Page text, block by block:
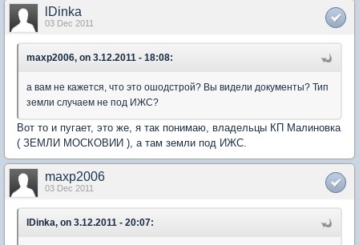
lDinka
03 Dec 2011
maxp2006, on 3.12.2011 - 18:08:
а вам не кажется, что это ошодстрой? Вы видели документы? Тип
земли случаем не под ИЖС?
Вот то и пугает, это же, я так понимаю, владельцы КП Малиновка
( ЗЕМЛИ МОСКОВИИ ), а там земли под ИЖС.
maxp2006
03 Dec 2011
lDinka, on 3.12.2011 - 20:07: